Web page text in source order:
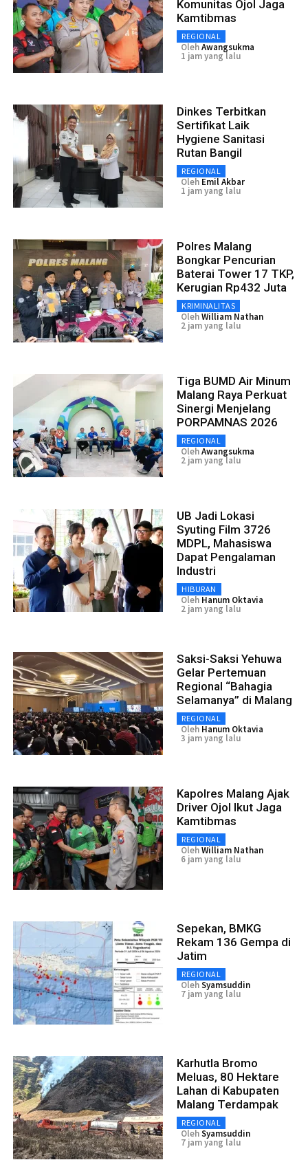
Komunitas Ojol Jaga
Kamtibmas
REGIONAL
OlehAwangsukma
1 jam yang lalu
Dinkes Terbitkan
Sertifikat Laik
Hygiene Sanitasi
Rutan Bangil
REGIONAL
Oleh Emil Akbar
1 jam yang lalu
Polres Malang
Bongkar Pencurian
Baterai Tower 17 TKP,
Kerugian Rp432 Juta
KRIMINALITAS
OlehWilliam Nathan
2 jam yang lalu
Tiga BUMD Air Minum
Malang Raya Perkuat
Sinergi Menjelang
PORPAMNAS 2026
REGIONAL
OlehAwangsukma
2 jam yang lalu
UB Jadi Lokasi
Syuting Film 3726
MDPL, Mahasiswa
Dapat Pengalaman
Industri
HIBURAN
Oleh Hanum Oktavia
2 jam yang lalu
Saksi-Saksi Yehuwa
Gelar Pertemuan
Regional “Bahagia
Selamanya” di Malang
REGIONAL
Oleh Hanum Oktavia
3 jam yang lalu
Kapolres Malang Ajak
Driver Ojol Ikut Jaga
Kamtibmas
REGIONAL
OlehWilliam Nathan
6 jam yang lalu
Sepekan, BMKG
Rekam 136 Gempa di
Jatim
REGIONAL
OlehSyamsuddin
7 jam yang lalu
Karhutla Bromo
Meluas, 80 Hektare
Lahan di Kabupaten
Malang Terdampak
REGIONAL
OlehSyamsuddin
7 jam yang lalu